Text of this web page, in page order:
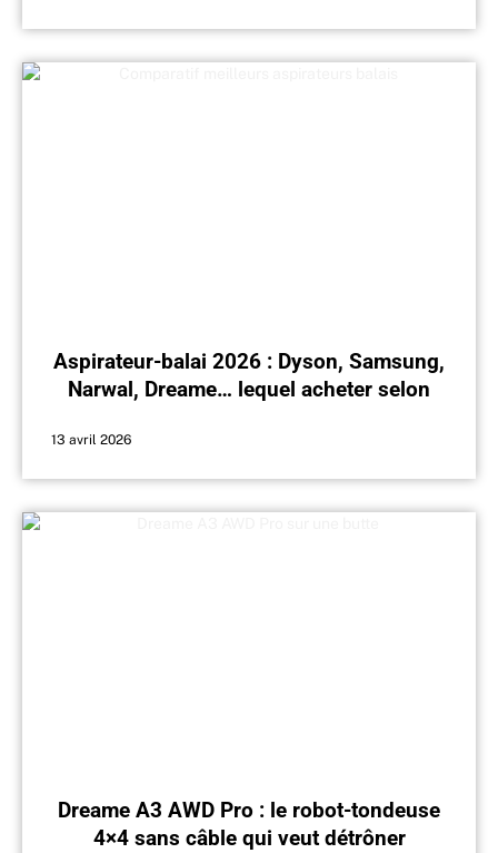
Aspirateur-balai 2026 : Dyson, Samsung,
Narwal, Dreame… lequel acheter selon
13 avril 2026
Dreame A3 AWD Pro : le robot-tondeuse
4×4 sans câble qui veut détrôner